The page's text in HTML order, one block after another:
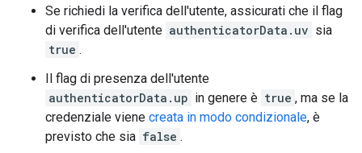
Se richiedi la verifica dell'utente, assicurati che il flag
di verifica dell'utente authenticatorData.uv sia
true .
Il flag di presenza dell'utente
authenticatorData.up in genere è true , ma se la
credenziale viene creata in modo condizionale, è
previsto che sia false .